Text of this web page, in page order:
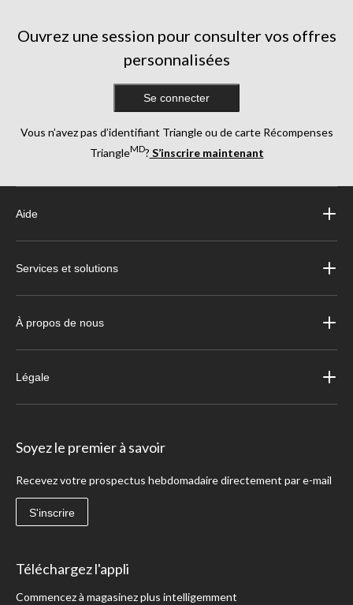
Ouvrez une session pour consulter vos offres
personnalisées
Se connecter
Vous n’avez pas d’identifiant Triangle ou de carte Récompenses
TriangleMD? S’inscrire maintenant
Aide
Services et solutions
À propos de nous
Légale
Soyez le premier à savoir
Recevez votre prospectus hebdomadaire directement par e-mail
S'inscrire
Téléchargez l'appli
Commencez à magasinez plus intelligemment